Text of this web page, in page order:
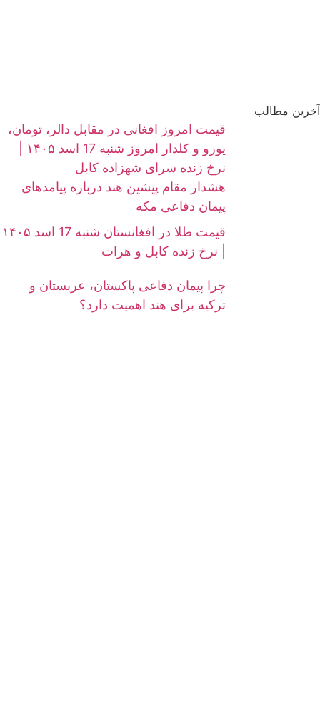
آخرین مطالب
قیمت امروز افغانی در مقابل دالر، تومان،
نرخ زنده سرای شهزاده کابل
هشدار مقام پیشین هند درباره پیامدهای
پیمان دفاعی مکه
قیمت طلا در افغانستان شنبه 17 اسد ۱۴۰۵
| نرخ زنده کابل و هرات
چرا پیمان دفاعی پاکستان، عربستان و
ترکیه برای هند اهمیت دارد؟